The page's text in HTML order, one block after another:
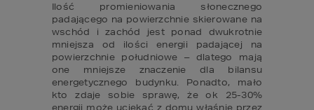
Ilość promieniowania słonecznego
padającego na powierzchnie skierowane na
wschód i zachód jest ponad dwukrotnie
mniejsza od ilości energii padającej na
powierzchnie południowe – dlatego mają
one mniejsze znaczenie dla bilansu
energetycznego budynku. Ponadto, mało
kto zdaje sobie sprawę, że ok 25-30%
energii może uciekać z domu właśnie przez